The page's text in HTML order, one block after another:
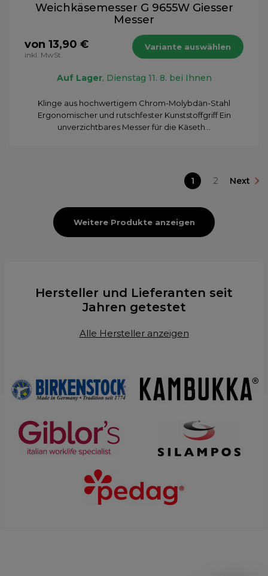
Weichkäsemesser G 9655W Giesser
Messer
von 13,90 €
inkl. MwSt.
Variante auswählen
Auf Lager, Dienstag 11. 8. bei Ihnen
Klinge aus hochwertigem Chrom-Molybdän-Stahl
Ergonomischer und rutschfester Kunststoffgriff Ein
unverzichtbares Messer für die Käseth...
1 2 Next
Weitere Produkte anzeigen
Hersteller und Lieferanten seit
Jahren getestet
Alle Hersteller anzeigen